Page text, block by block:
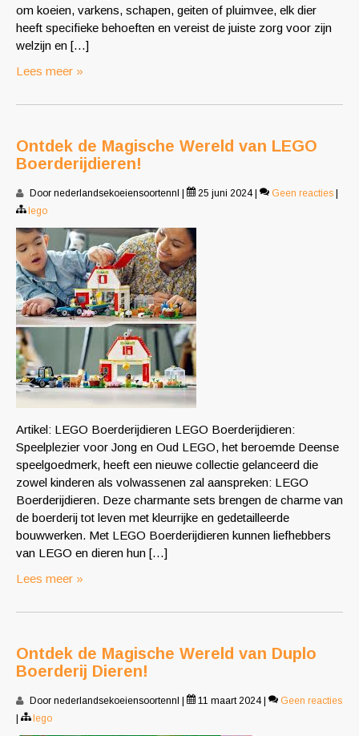
om koeien, varkens, schapen, geiten of pluimvee, elk dier
heeft specifieke behoeften en vereist de juiste zorg voor zijn
welzijn en […]
Lees meer »
Ontdek de Magische Wereld van LEGO
Boerderijdieren!
Door nederlandsekoeiensoortennl 25 juni 2024 Geen reacties
lego
Artikel: LEGO Boerderijdieren LEGO Boerderijdieren:
Speelplezier voor Jong en Oud LEGO, het beroemde Deense
speelgoedmerk, heeft een nieuwe collectie gelanceerd die
zowel kinderen als volwassenen zal aanspreken: LEGO
Boerderijdieren. Deze charmante sets brengen de charme van
de boerderij tot leven met kleurrijke en gedetailleerde
bouwwerken. Met LEGO Boerderijdieren kunnen liefhebbers
van LEGO en dieren hun […]
Lees meer »
Ontdek de Magische Wereld van Duplo
Boerderij Dieren!
Door nederlandsekoeiensoortennl 11 maart 2024
Geen reacties
lego